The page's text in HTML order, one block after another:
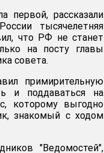
первой, рассказали
тысячелетняя
что РФ не станет
на посту главы
совета.
примирительную
и поддаваться на
которому выгодно
знакомый с ходом
"Ведомостей",